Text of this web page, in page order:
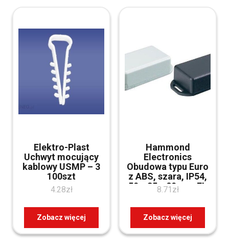
Elektro-Plast
Uchwyt mocujący
kablowy USMP – 3
100szt
4.28zł
Zobacz więcej
Hammond
Electronics
Obudowa typu Euro
z ABS, szara, IP54,
50 x 35 x 20 mm FL
(1551GFLGY)
8.71 zł
Zobacz więcej